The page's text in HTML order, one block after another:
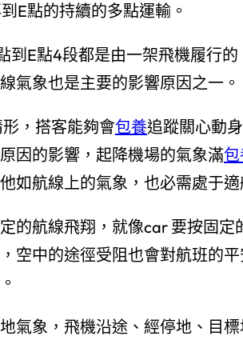
E點的持續的多點運輸。
E點4段都是由一架飛機履行
氣象也是主要的影響原因之一。
，搭客能夠會包養追蹤關心動
因的影響，起降機場的氣象滿
如航線上的氣象，也必需處于適
的航線飛翔，就像car 要按固定
空中的途徑受阻也會對航班的
氣象，飛機沿途、經停地、目